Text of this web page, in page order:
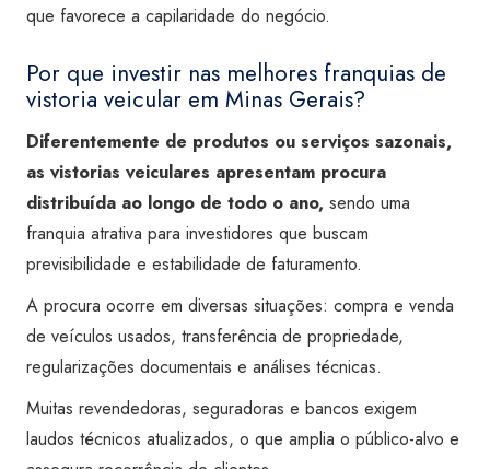
que favorece a capilaridade do negócio.
Por que investir nas melhores franquias de
vistoria veicular em Minas Gerais?
Diferentemente de produtos ou serviços sazonais,
as vistorias veiculares apresentam procura
distribuída ao longo de todo o ano, sendo uma
franquia atrativa para investidores que buscam
previsibilidade e estabilidade de faturamento.
A procura ocorre em diversas situações: compra e venda
de veículos usados, transferência de propriedade,
regularizações documentais e análises técnicas.
Muitas revendedoras, seguradoras e bancos exigem
laudos técnicos atualizados, o que amplia o público-alvo e